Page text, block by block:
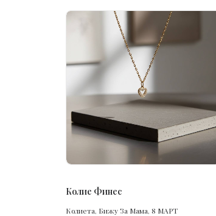
Колие Финес
Колиета, Бижу За Мама, 8 МАРТ